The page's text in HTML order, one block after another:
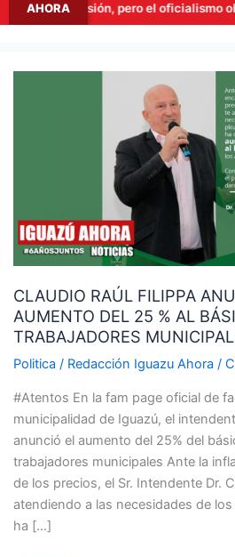
AHORA
la sesión, pero el oficialismo
CLAUDIO RAÚL FILIPPA
AUMENTO DEL 25 % AL
TRABAJADORES
Politica / Redacción Iguazu Ahora /
#Atentos En la fam page oficial de
municipalidad de Iguazú, el
anunció el aumento del 25% del
trabajadores municipales Ante la
de los precios, el Sr. Intendente Dr.
atendiendo a las necesidades de
ha […]
25
BÁSICO
A
LOS
TRABAJADORES